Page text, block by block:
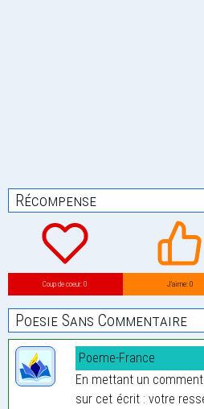
Récompense
Coup de coeur: 0 J’aime: 0
Poesie Sans Commentaire
Poeme-France
En mettant un
sur cet écrit : votre